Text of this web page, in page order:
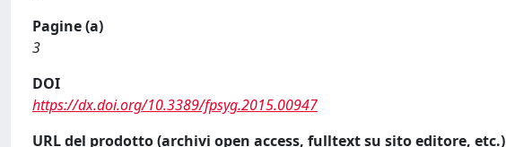
Pagine (a)
3
DOI
https://dx.doi.org/10.3389/fpsyg.2015.00947
URL del prodotto (archivi open access, fulltext su sito editore, etc.)